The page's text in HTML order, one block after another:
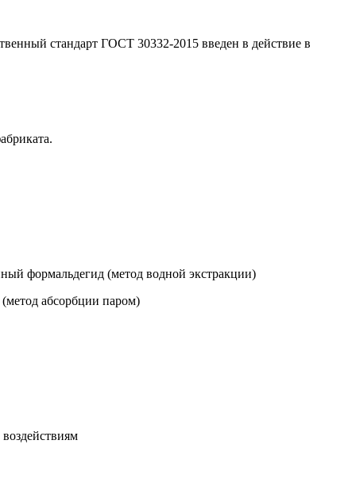
стандарт ГОСТ 30332-2015 введен в действие в
формальдегид (метод водной экстракции)
абсорбции паром)